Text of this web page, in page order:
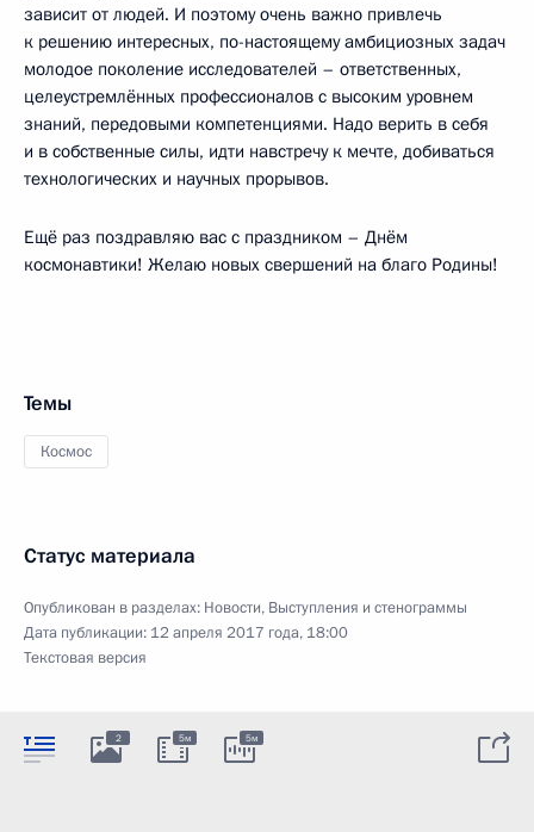
зависит от людей. И поэтому очень важно привлечь
к решению интересных, по-настоящему амбициозных задач
молодое поколение исследователей – ответственных,
целеустремлённых профессионалов с высоким уровнем
знаний, передовыми компетенциями. Надо верить в себя
и в собственные силы, идти навстречу к мечте, добиваться
технологических и научных прорывов.
Ещё раз поздравляю вас с праздником – Днём
космонавтики! Желаю новых свершений на благо Родины!
Темы
Космос
Статус материала
Опубликован в разделах: Новости, Выступления и стенограммы
Дата публикации: 12 апреля 2017 года, 18:00
Текстовая версия
2 5м 5м